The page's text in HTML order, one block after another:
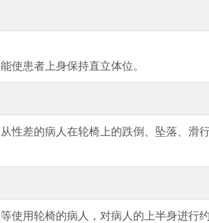
使患者上身保持直立体位。
性差的病人在轮椅上的跌倒、坠落、滑
等使用轮椅的病人，对病人的上半身进行